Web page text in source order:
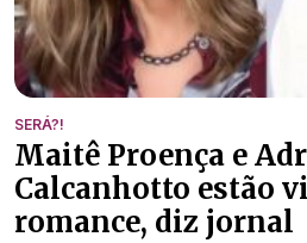
SERÁ?!
Maitê Proença e
Calcanhotto estão
romance, diz jornal